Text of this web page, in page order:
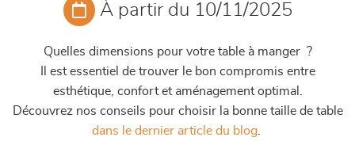
À partir du 10/11/2025
Quelles dimensions pour votre table à manger ?
Il est essentiel de trouver le bon compromis entre
esthétique, confort et aménagement optimal.
Découvrez nos conseils pour choisir la bonne taille de table
dans le dernier article du blog.